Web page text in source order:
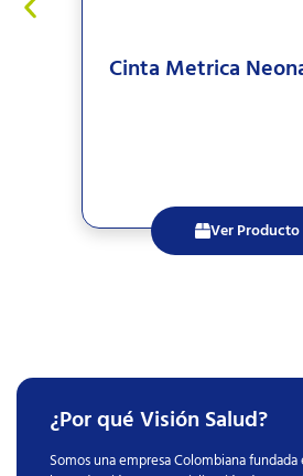
Cinta Metrica
Ver Producto
¿Por qué Visión Salud?
Somos una empresa Colombiana